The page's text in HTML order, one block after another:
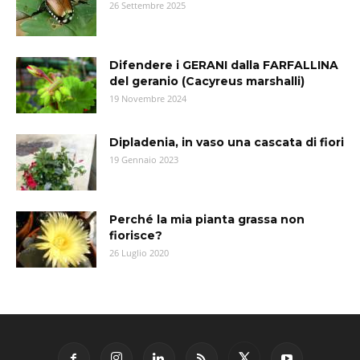
26 Settembre 2025
Difendere i GERANI dalla FARFALLINA
del geranio (Cacyreus marshalli)
19 Novembre 2024
Dipladenia, in vaso una cascata di fiori
19 Gennaio 2023
Perché la mia pianta grassa non
fiorisce?
26 Luglio 2020